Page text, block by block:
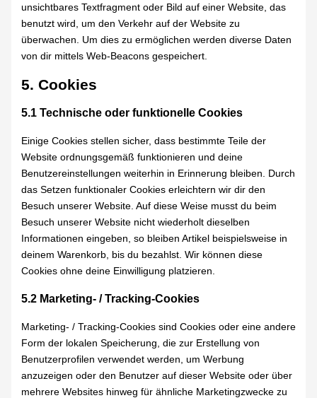
unsichtbares Textfragment oder Bild auf einer Website, das
benutzt wird, um den Verkehr auf der Website zu
überwachen. Um dies zu ermöglichen werden diverse Daten
von dir mittels Web-Beacons gespeichert.
5. Cookies
5.1 Technische oder funktionelle Cookies
Einige Cookies stellen sicher, dass bestimmte Teile der
Website ordnungsgemäß funktionieren und deine
Benutzereinstellungen weiterhin in Erinnerung bleiben. Durch
das Setzen funktionaler Cookies erleichtern wir dir den
Besuch unserer Website. Auf diese Weise musst du beim
Besuch unserer Website nicht wiederholt dieselben
Informationen eingeben, so bleiben Artikel beispielsweise in
deinem Warenkorb, bis du bezahlst. Wir können diese
Cookies ohne deine Einwilligung platzieren.
5.2 Marketing- / Tracking-Cookies
Marketing- / Tracking-Cookies sind Cookies oder eine andere
Form der lokalen Speicherung, die zur Erstellung von
Benutzerprofilen verwendet werden, um Werbung
anzuzeigen oder den Benutzer auf dieser Website oder über
mehrere Websites hinweg für ähnliche Marketingzwecke zu